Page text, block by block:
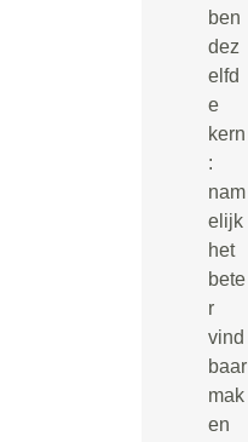
ben
dez
elfd
e
kern
:
nam
elijk
het
bete
r
vind
baar
mak
en